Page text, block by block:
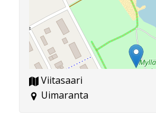
Viitasaari
Uimaranta